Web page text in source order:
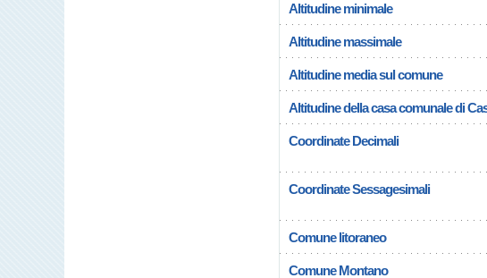
Altitudine minimale
Altitudine massimale
Altitudine media sul comune
Altitudine della casa comunale di
Coordinate Decimali
Coordinate Sessagesimali
Comune litoraneo
Comune Montano